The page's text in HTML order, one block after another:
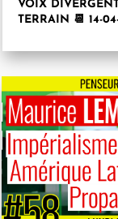
VOIX
TERRAIN 📆 14-